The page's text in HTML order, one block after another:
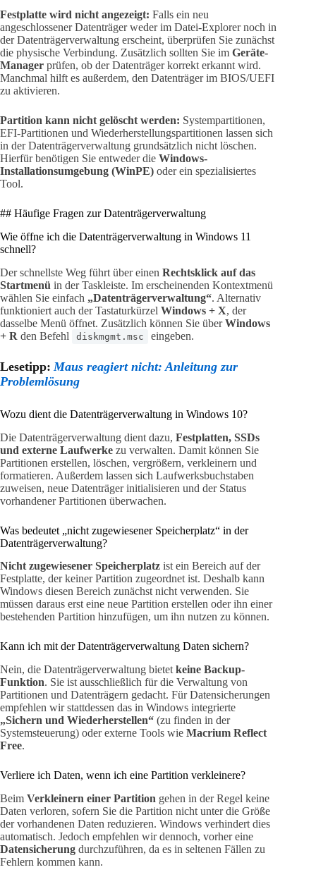
Festplatte wird nicht angezeigt: Falls ein neu
angeschlossener Datenträger weder im Datei-Explorer noch in
der Datenträgerverwaltung erscheint, überprüfen Sie zunächst
die physische Verbindung. Zusätzlich sollten Sie im Geräte-
Manager prüfen, ob der Datenträger korrekt erkannt wird.
Manchmal hilft es außerdem, den Datenträger im BIOS/UEFI
zu aktivieren.
Partition kann nicht gelöscht werden: Systempartitionen,
EFI-Partitionen und Wiederherstellungspartitionen lassen sich
in der Datenträgerverwaltung grundsätzlich nicht löschen.
Hierfür benötigen Sie entweder die Windows-
Installationsumgebung (WinPE) oder ein spezialisiertes
Tool.
## Häufige Fragen zur Datenträgerverwaltung
Wie öffne ich die Datenträgerverwaltung in Windows 11
schnell?
Der schnellste Weg führt über einen Rechtsklick auf das
Startmenü in der Taskleiste. Im erscheinenden Kontextmenü
wählen Sie einfach „Datenträgerverwaltung“. Alternativ
funktioniert auch der Tastaturkürzel Windows + X, der
dasselbe Menü öffnet. Zusätzlich können Sie überWindows
+ R den Befehl diskmgmt.msc eingeben.
Lesetipp: Maus reagiert nicht: Anleitung zur
Problemlösung
Wozu dient die Datenträgerverwaltung in Windows 10?
Die Datenträgerverwaltung dient dazu, Festplatten, SSDs
und externe Laufwerke zu verwalten. Damit können Sie
Partitionen erstellen, löschen, vergrößern, verkleinern und
formatieren. Außerdem lassen sich Laufwerksbuchstaben
zuweisen, neue Datenträger initialisieren und der Status
vorhandener Partitionen überwachen.
Was bedeutet „nicht zugewiesener Speicherplatz“ in der
Datenträgerverwaltung?
Nicht zugewiesener Speicherplatz ist ein Bereich auf der
Festplatte, der keiner Partition zugeordnet ist. Deshalb kann
Windows diesen Bereich zunächst nicht verwenden. Sie
müssen daraus erst eine neue Partition erstellen oder ihn einer
bestehenden Partition hinzufügen, um ihn nutzen zu können.
Kann ich mit der Datenträgerverwaltung Daten sichern?
Nein, die Datenträgerverwaltung bietet keine Backup-
Funktion. Sie ist ausschließlich für die Verwaltung von
Partitionen und Datenträgern gedacht. Für Datensicherungen
empfehlen wir stattdessen das in Windows integrierte
„Sichern und Wiederherstellen“ (zu finden in der
Systemsteuerung) oder externe Tools wie Macrium Reflect
Free.
Verliere ich Daten, wenn ich eine Partition verkleinere?
Beim Verkleinern einer Partition gehen in der Regel keine
Daten verloren, sofern Sie die Partition nicht unter die Größe
der vorhandenen Daten reduzieren. Windows verhindert dies
automatisch. Jedoch empfehlen wir dennoch, vorher eine
Datensicherung durchzuführen, da es in seltenen Fällen zu
Fehlern kommen kann.